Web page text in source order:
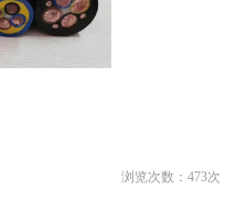
浏览次数： 473次